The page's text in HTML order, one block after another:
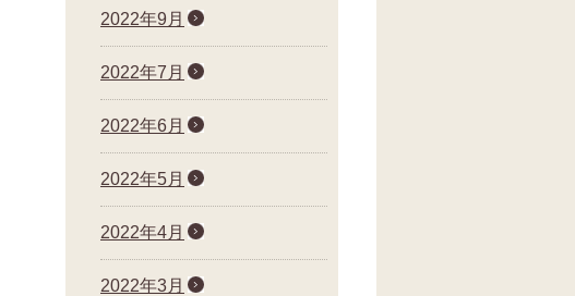
2022年9月
2022年7月
2022年6月
2022年5月
2022年4月
2022年3月